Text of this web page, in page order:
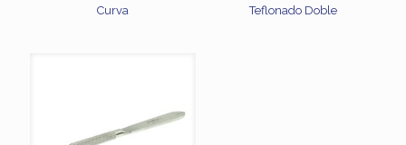
Curva
Teflonado Doble